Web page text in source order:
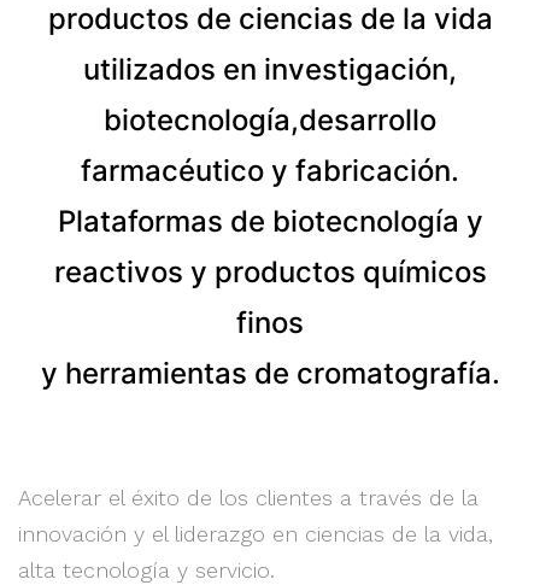
productos de ciencias de la vida
utilizados en investigación,
biotecnología,desarrollo
farmacéutico y fabricación.
Plataformas de biotecnología y
reactivos y productos químicos
finos
y herramientas de cromatografía.
Acelerar el éxito de los clientes a través de la
innovación y el liderazgo en ciencias de la vida,
alta tecnología y servicio.